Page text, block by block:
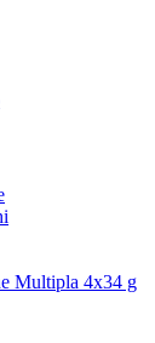
Multipla 4x34 g